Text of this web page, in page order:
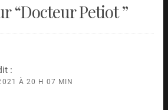
“Docteur Petiot”
:
À 20 H 07 MIN